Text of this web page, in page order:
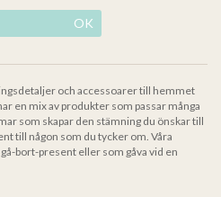
OK
och accessoarer till hemmet
en mix av produkter som passar många
som skapar den stämning du önskar till
till någon som du tycker om. Våra
bort-present eller som gåva vid en